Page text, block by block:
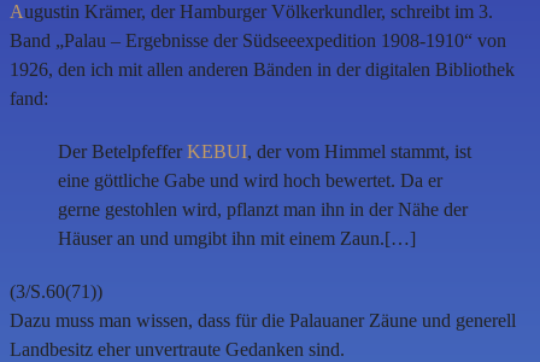
Augustin Krämer, der Hamburger Völkerkundler, schreibt im 3.
Band „Palau – Ergebnisse der Südseeexpedition 1908-1910“ von
1926, den ich mit allen anderen Bänden in der digitalen Bibliothek
fand:
Der BetelpfefferKEBUI, der vom Himmel stammt, ist
eine göttliche Gabe und wird hoch bewertet. Da er
gerne gestohlen wird, pflanzt man ihn in der Nähe der
Häuser an und umgibt ihn mit einem Zaun.[…]
(3/S.60(71))
Dazu muss man wissen, dass für die Palauaner Zäune und generell
Landbesitz eher unvertraute Gedanken sind.